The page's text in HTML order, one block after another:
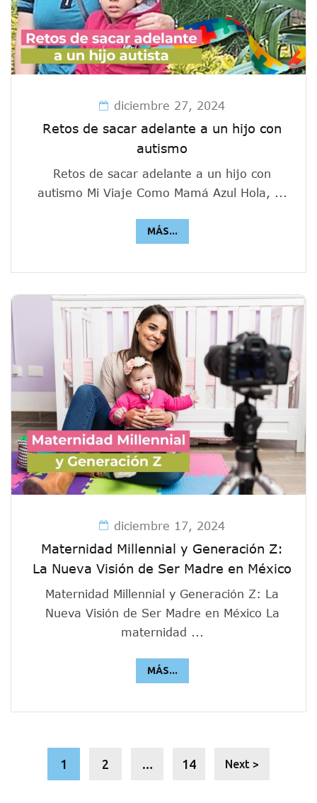
diciembre 27, 2024
Retos de sacar adelante a un hijo con
autismo
Retos de sacar adelante a un hijo con
autismo Mi Viaje Como Mamá Azul Hola, ...
MÁS...
diciembre 17, 2024
Maternidad Millennial y Generación Z:
La Nueva Visión de Ser Madre en México
Maternidad Millennial y Generación Z: La
Nueva Visión de Ser Madre en México La
maternidad ...
MÁS...
1 2 … 14 Next >